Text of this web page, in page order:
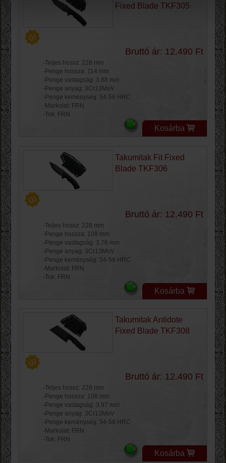
Fixed Blade TKF305
Bruttó ár: 12.490 Ft
-Teljes hossz: 228 mm
-Penge hossza: 114 mm
-Penge vastagság: 3.88 mm
-Penge anyag: 3Cr13MoV
-Penge keménység: 54-56 HRC
-Markolat: FRN
-Tok: FRN
Kosárba
Takumitak Fit Fixed
Blade TKF306
Bruttó ár: 12.490 Ft
-Teljes hossz: 228 mm
-Penge hossza: 108 mm
-Penge vastagság: 3.76 mm
-Penge anyag: 3Cr13MoV
-Penge keménység: 54-56 HRC
-Markolat: FRN
-Tok: FRN
Kosárba
Takumitak Antidote
Fixed Blade TKF308
Bruttó ár: 12.490 Ft
-Teljes hossz: 228 mm
-Penge hossza: 108 mm
-Penge vastagság: 3.97 mm
-Penge anyag: 3Cr13MoV
-Penge keménység: 54-56 HRC
-Markolat: FRN
-Tok: FRN
Kosárba